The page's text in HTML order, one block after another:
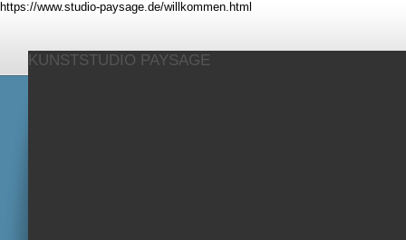
https://www.studio-paysage.de/willkommen.html
KUNSTSTUDIO PAYSAGE